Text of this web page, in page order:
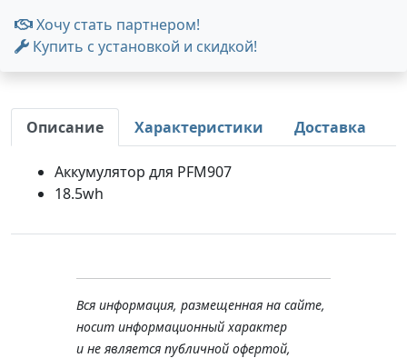
Хочу стать партнером!
Купить с установкой и скидкой!
Описание Характеристики Доставка
Аккумулятор для PFM907
18.5wh
Вся информация, размещенная на сайте,
носит информационный характер
и не является публичной офертой,